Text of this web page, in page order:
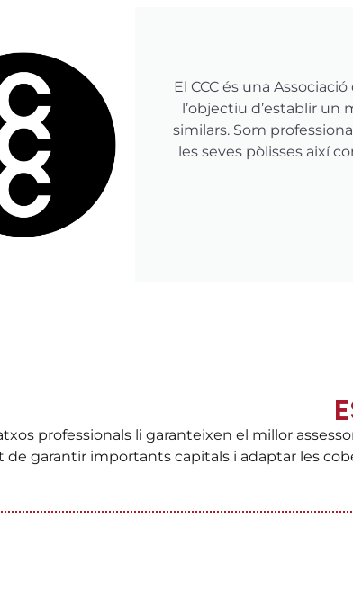
El CCC és una
l’objectiu d’establir un
similars. Som
les seves pòlisses així
professionals li garanteixen el millor
de garantir importants capitals i adaptar les